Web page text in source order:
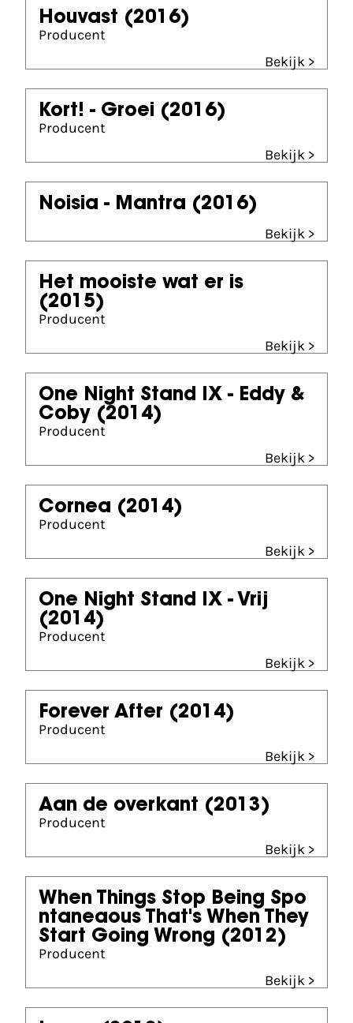
Houvast (2016)
Producent
Bekijk >
Kort! - Groei (2016)
Producent
Bekijk >
Noisia - Mantra (2016)
Bekijk >
Het mooiste wat er is
(2015)
Producent
Bekijk >
One Night Stand IX - Eddy &
Coby (2014)
Producent
Bekijk >
Cornea (2014)
Producent
Bekijk >
One Night Stand IX - Vrij
(2014)
Producent
Bekijk >
Forever After (2014)
Producent
Bekijk >
Aan de overkant (2013)
Producent
Bekijk >
When Things Stop Being Spo
ntaneaous That's When They
Start Going Wrong (2012)
Producent
Bekijk >